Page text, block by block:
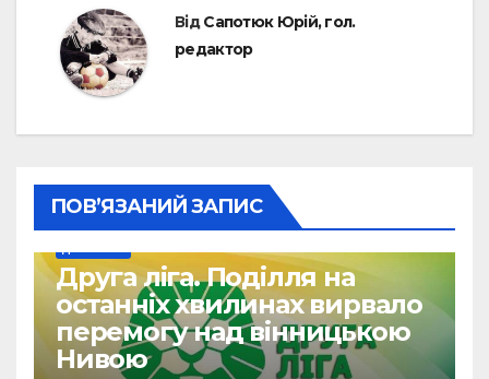
ВідСапотюк Юрій, гол.
редактор
ПОВ’ЯЗАНИЙ ЗАПИС
Друга ліга. Поділля на
останніх хвилинах вирвало
перемогу над вінницькою
Нивою